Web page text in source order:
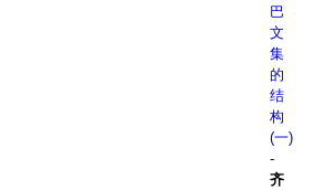
巴
文
集
的
结
构
(一)
-
齐